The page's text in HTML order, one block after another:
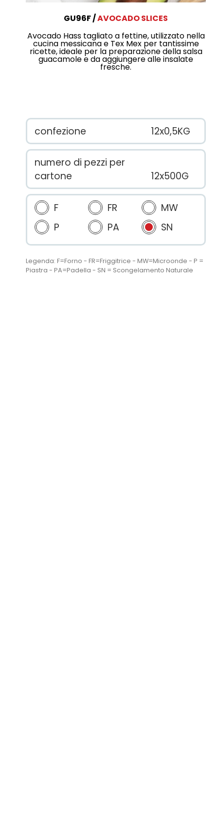
GU96F AVOCADO SLICES
Avocado Hass tagliato a fettine, utilizzato nella
cucina messicana e Tex Mex per tantissime
ricette, ideale per la preparazione della salsa
guacamole e da aggiungere alle insalate
fresche.
confezione 12x0,5KG
numero di pezzi per
cartone
12x500G
F FR
MW
P
PA SN
Legenda: F=Forno - FR=Friggitrice - MW=Microonde - P =
Piastra - PA=Padella - SN = Scongelamento Naturale